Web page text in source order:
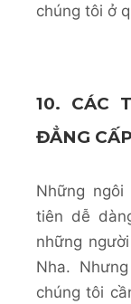
chúng tôi ở
10. CÁC
ĐẲNG
Những
tiên dễ
những
Nha.
chúng tôi